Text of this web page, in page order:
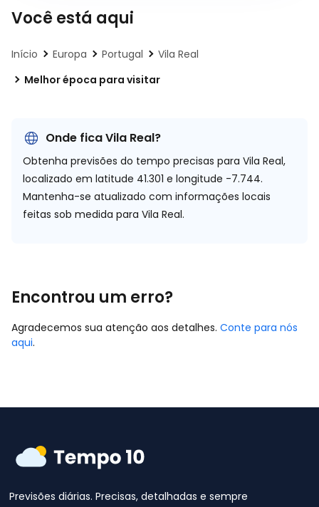
Você está aqui
Início Europa Portugal
Vila Real
Melhor época para visitar
Onde fica Vila Real?
Obtenha previsões do tempo precisas para Vila Real,
localizado em latitude 41.301 e longitude -7.744.
Mantenha-se atualizado com informações locais
feitas sob medida para Vila Real.
Encontrou um erro?
Agradecemos sua atenção aos detalhes. Conte para nós
aqui.
Previsões diárias. Precisas, detalhadas e sempre